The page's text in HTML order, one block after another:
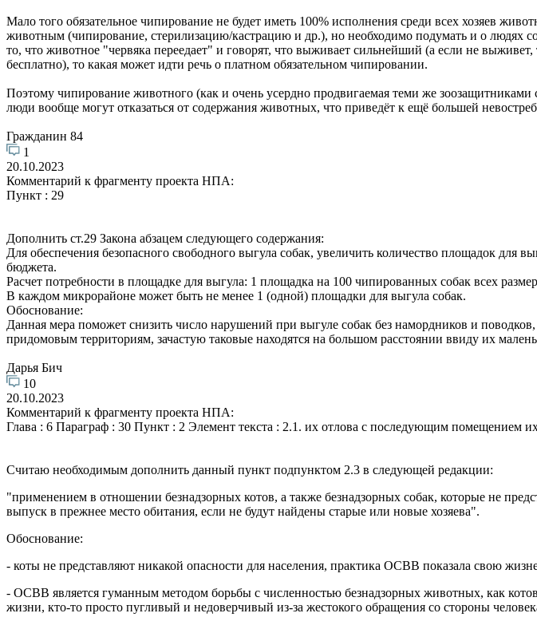
Мало того обязательное чипирование не будет иметь 100% исполнения среди всех хозяев
животным (чипирование, стерилизацию/кастрацию и др.), но необходимо подумать и о людях
то, что животное "червяка переедает" и говорят, что выживает сильнейший (а если не
бесплатно), то какая может идти речь о платном обязательном чипировании.
Поэтому чипирование животного (как и очень усердно продвигаемая теми же
люди вообще могут отказаться от содержания животных, что приведёт к ещё большей
Гражданин 84
1
20.10.2023
Комментарий к фрагменту проекта НПА:
Пункт : 29
Дополнить ст.29 Закона абзацем следующего содержания:
Для обеспечения безопасного свободного выгула собак, увеличить количество площадок для
бюджета.
Расчет потребности в площадке для выгула: 1 площадка на 100 чипированных собак всех
В каждом микрорайоне может быть не менее 1 (одной) площадки для выгула собак.
Обоснование:
Данная мера поможет снизить число нарушений при выгуле собак без намордников и
придомовым территориям, зачастую таковые находятся на большом расстоянии ввиду их
Дарья Бич
10
20.10.2023
Комментарий к фрагменту проекта НПА:
Глава : 6 Параграф : 30 Пункт : 2 Элемент текста : 2.1. их отлова с последующим помещением
Считаю необходимым дополнить данный пункт подпунктом 2.3 в следующей редакции:
"применением в отношении безнадзорных котов, а также безнадзорных собак, которые не
выпуск в прежнее место обитания, если не будут найдены старые или новые хозяева".
Обоснование:
- коты не представляют никакой опасности для населения, практика ОСВВ показала свою
- ОСВВ является гуманным методом борьбы с численностью безнадзорных животных, как
жизни, кто-то просто пугливый и недоверчивый из-за жестокого обращения со стороны